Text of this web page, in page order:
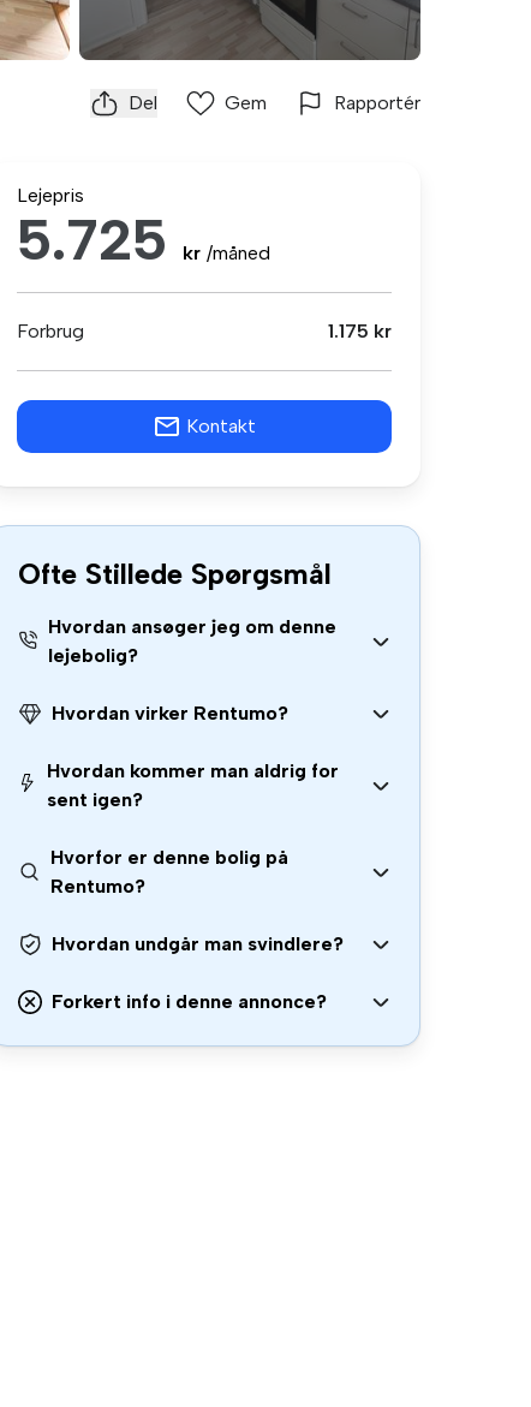
Del Gem Rapportér
Lejepris
5.725 kr /måned
Forbrug 1.175 kr
Kontakt
Ofte Stillede Spørgsmål
Hvordan ansøger jeg om denne
lejebolig?
Hvordan virker Rentumo?
Hvordan kommer man aldrig for
sent igen?
Hvorfor er denne bolig på
Rentumo?
Hvordan undgår man svindlere?
Forkert info i denne annonce?